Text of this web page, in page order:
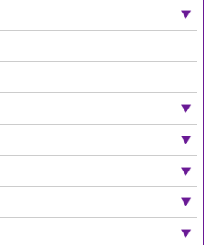
Qその他
Ｑゼロ